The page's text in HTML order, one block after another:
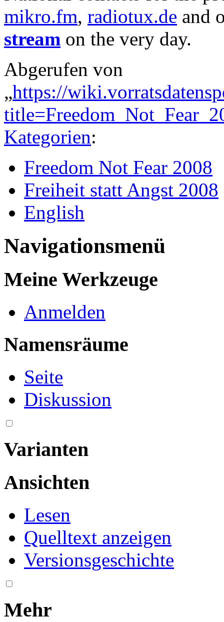
mikro.fm, radiotux.de and
stream on the very day.
Abgerufen von
„https://
Kategorien:
Freedom Not Fear 2008
Freiheit statt Angst 2008
English
Navigationsmenü
Meine Werkzeuge
Anmelden
Namensräume
Seite
Diskussion
Varianten
Ansichten
Lesen
Quelltext anzeigen
Versionsgeschichte
Mehr